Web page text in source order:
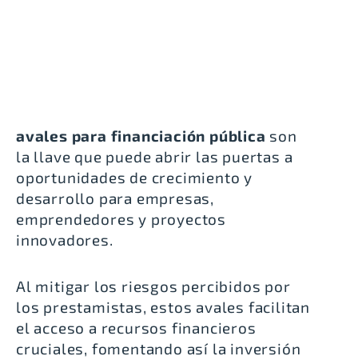
avales para financiación pública son
la llave que puede abrir las puertas a
oportunidades de crecimiento y
desarrollo para empresas,
emprendedores y proyectos
innovadores.
Al mitigar los riesgos percibidos por
los prestamistas, estos avales facilitan
el acceso a recursos financieros
cruciales, fomentando así la inversión